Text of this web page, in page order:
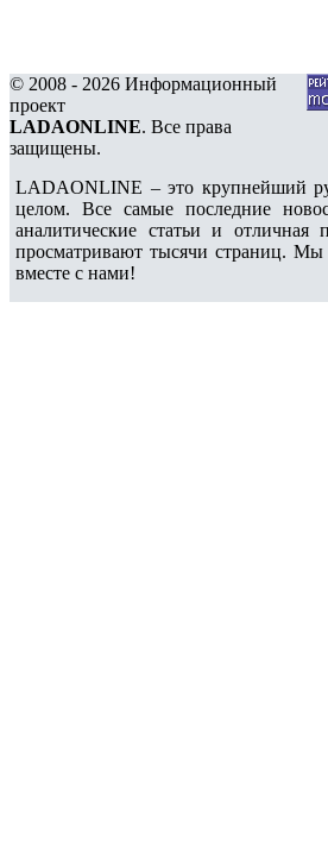
© 2008 - 2026 Информационный
проект
LADAONLINE. Все права
защищены.
LADAONLINE – это крупнейший
целом. Все самые последние
аналитические статьи и
просматривают тысячи страниц.
вместе с нами!